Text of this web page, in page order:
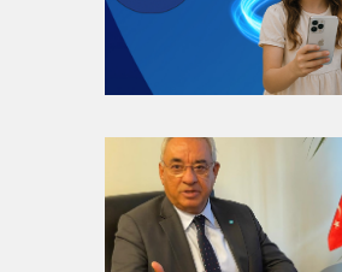
6:19